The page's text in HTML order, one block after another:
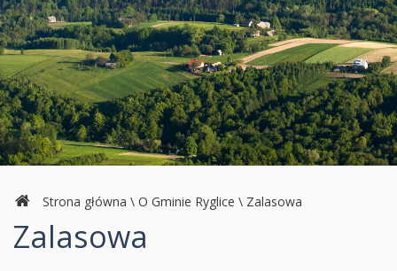
Strona główna \ O Gminie Ryglice \ Zalasowa
Zalasowa